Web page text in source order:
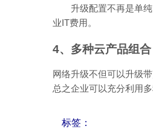
升级配置不再是单纯
业IT费用。
4、多种云产品组合
网络升级不但可以升级
总之企业可以充分利用
标签：